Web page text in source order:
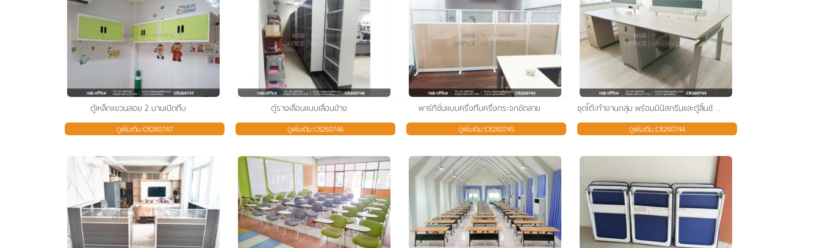
ตู้เหล็กแขวนลอย 2 บานเปิดทึบ
ดูเพิ่มเติม:CR260747
ตู้รางเลื่อนแบบเลื่อนข้าง
ดูเพิ่มเติม:CR260746
พาร์ทิชั่นแบบครึ่งทึบครึ่งกระจกขัดลาย
ดูเพิ่มเติม:CR260745
ชุดโต๊ะทำงานกลุ่ม พร้อมมินิสกรีนและตู้ลิ้นชักล็อครหัสเสริมการใช้งานด้วยเก้าอี้สำนักงานหลังเน็ต
ดูเพิ่มเติม:CR260744